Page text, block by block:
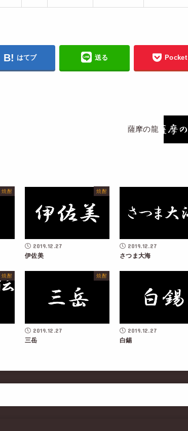
はてブ 送る Pocket
薩摩の龍
焼酎 焼酎
2019.12.27
伊佐美
2019.12.27
さつま大海
焼酎 焼酎
2019.12.27
三岳
2019.12.27
白錫